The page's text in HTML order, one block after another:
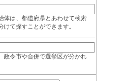
体は、都道府県とあわせて検索
けて探すことができます。
政令市や合併で選挙区が分かれ